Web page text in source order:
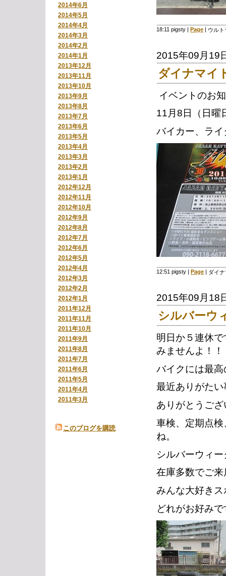
2014年6月
2014年5月
2014年4月
2014年3月
2014年2月
2014年1月
2013年12月
2013年11月
2013年10月
2013年9月
2013年8月
2013年7月
2013年6月
2013年5月
2013年4月
2013年3月
2013年2月
2013年1月
2012年12月
2012年11月
2012年10月
2012年9月
2012年8月
2012年7月
2012年6月
2012年5月
2012年4月
2012年3月
2012年2月
2012年1月
2011年12月
2011年11月
2011年10月
2011年9月
2011年8月
2011年7月
2011年6月
2011年5月
2011年4月
2011年3月
このブログを購読
18:11 pigsty | Page | ウルト
2015年09月19
ダイナマイ
イベントのお
11月8日（日曜
バイカー、ラ
12:51 pigsty | Page | ダイ
2015年09月18
シルバーウ
明日か５連休
みませんよ！！
バイクには最
最近ありがた
ありがとうご
車検、定期点
ね。
シルバーウィ
在庫多数でご
みんな大好き
どれがお好み